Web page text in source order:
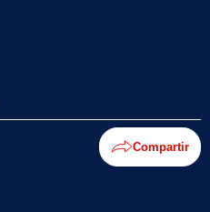
Compartir